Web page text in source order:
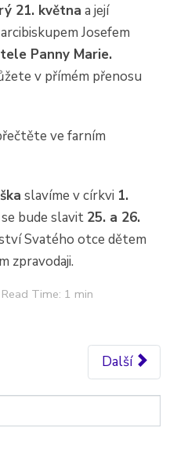
21. května a její
Josefem
Panny Marie.
v přímém přenosu
ve farním
slavíme v církvi 1.
bude slavit 25. a 26.
Svatého otce dětem
zpravodaji.
Read Time: 1 min
Další